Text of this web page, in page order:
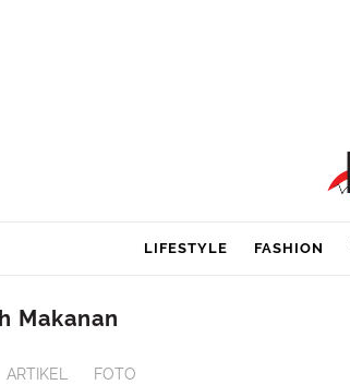
LIFESTYLE FASHION
Makanan
ARTIKEL FOTO